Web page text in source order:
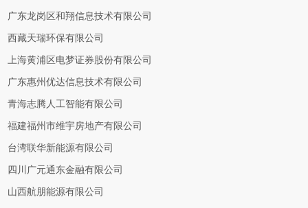
广东龙岗区和翔信息技术有限公司
西藏天瑞环保有限公司
上海黄浦区电梦证券股份有限公司
广东惠州优达信息技术有限公司
青海志腾人工智能有限公司
福建福州市维宇房地产有限公司
台湾联华新能源有限公司
四川广元通东金融有限公司
山西航朋能源有限公司